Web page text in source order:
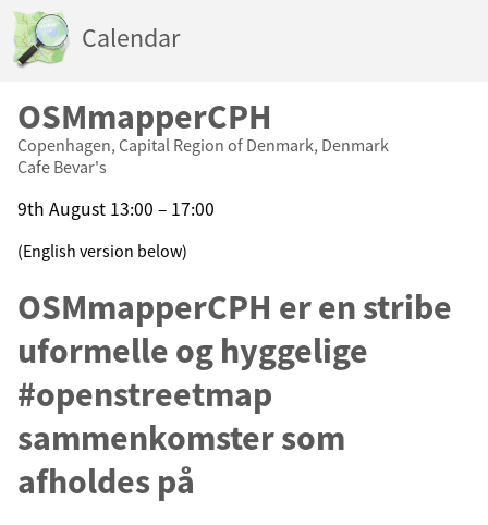
Calendar
OSMmapperCPH
Copenhagen, Capital Region of Denmark, Denmark
Cafe Bevar's
9th August 13:00 – 17:00
(English version below)
OSMmapperCPH er en stribe
uformelle og hyggelige
#openstreetmap
sammenkomster som
afholdes på